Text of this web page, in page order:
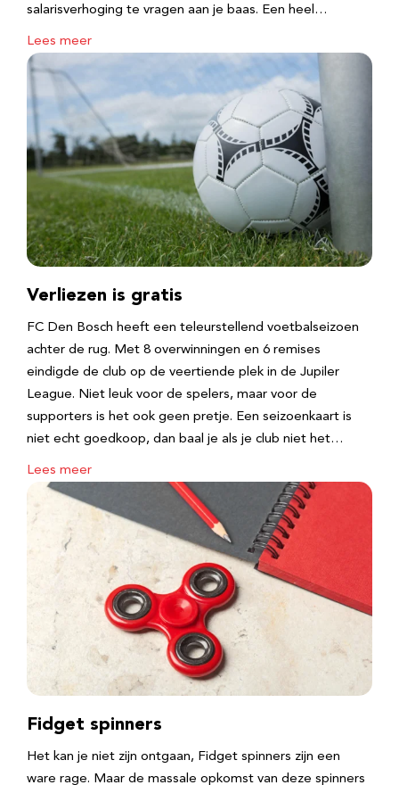
salarisverhoging te vragen aan je baas. Een heel…
Lees meer
Verliezen is gratis
FC Den Bosch heeft een teleurstellend voetbalseizoen
achter de rug. Met 8 overwinningen en 6 remises
eindigde de club op de veertiende plek in de Jupiler
League. Niet leuk voor de spelers, maar voor de
supporters is het ook geen pretje. Een seizoenkaart is
niet echt goedkoop, dan baal je als je club niet het…
Lees meer
Fidget spinners
Het kan je niet zijn ontgaan, Fidget spinners zijn een
ware rage. Maar de massale opkomst van deze spinners